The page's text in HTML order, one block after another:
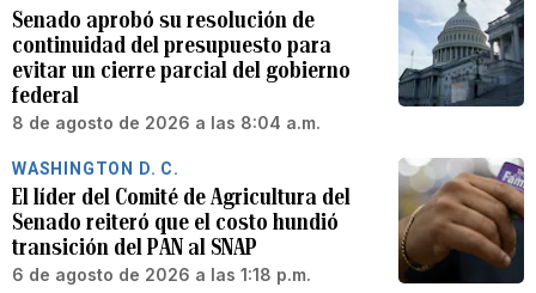
Senado aprobó su resolución de
continuidad del presupuesto para
evitar un cierre parcial del gobierno
federal
8 de agosto de 2026 a las 8:04 a.m.
WASHINGTON D. C.
El líder del Comité de Agricultura del
Senado reiteró que el costo hundió
transición del PAN al SNAP
6 de agosto de 2026 a las 1:18 p.m.